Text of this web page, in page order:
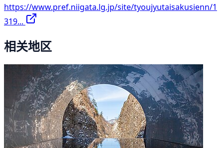
https://www.pref.niigata.lg.jp/site/tyoujyutaisakusienn/1
319...
相关地区